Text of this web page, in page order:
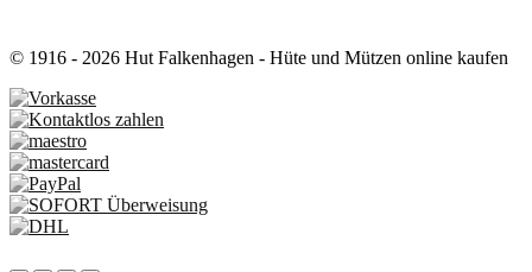
© 1916 - 2026 Hut Falkenhagen - Hüte und Mützen online kaufen